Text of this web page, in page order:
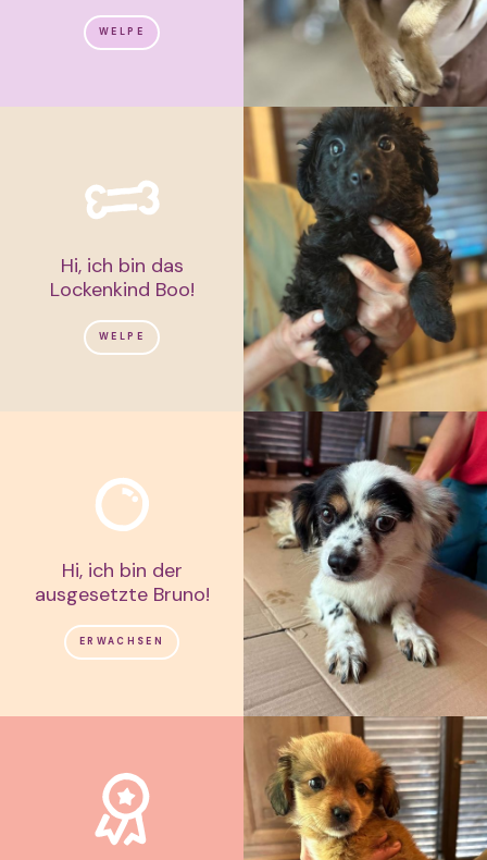
WELPE
Hi, ich bin das
Lockenkind Boo!
WELPE
Hi, ich bin der
ausgesetzte Bruno!
ERWACHSEN